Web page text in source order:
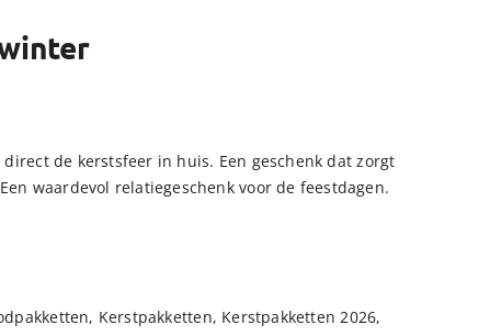
de kerstsfeer in huis. Een geschenk dat zorgt
waardevol relatiegeschenk voor de feestdagen.
, Kerstpakketten, Kerstpakketten 2026,